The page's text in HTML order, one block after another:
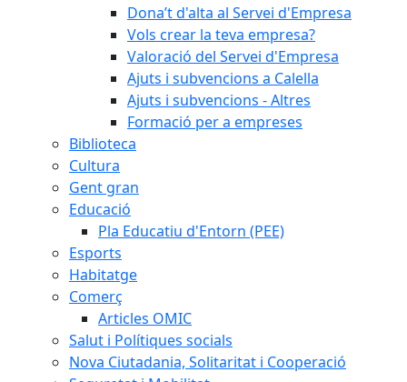
Dona’t d'alta al Servei d'Empresa
Vols crear la teva empresa?
Valoració del Servei d'Empresa
Ajuts i subvencions a Calella
Ajuts i subvencions - Altres
Formació per a empreses
Biblioteca
Cultura
Gent gran
Educació
Pla Educatiu d'Entorn (PEE)
Esports
Habitatge
Comerç
Articles OMIC
Salut i Polítiques socials
Nova Ciutadania, Solitaritat i Cooperació